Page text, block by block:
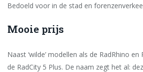
Bedoeld voor in de stad en
Mooie prijs
Naast ‘wilde’ modellen als de RadRhino
de RadCity 5 Plus. De naam zegt het al: